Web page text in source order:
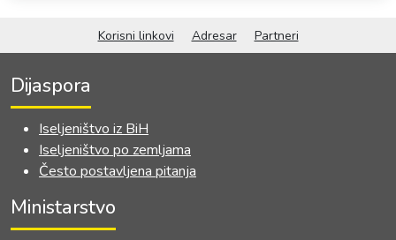
HERCEGOVINE
Korisni linkovi Adresar Partneri
Dijaspora
Iseljeništvo iz BiH
Iseljeništvo po zemljama
Često postavljena pitanja
Ministarstvo